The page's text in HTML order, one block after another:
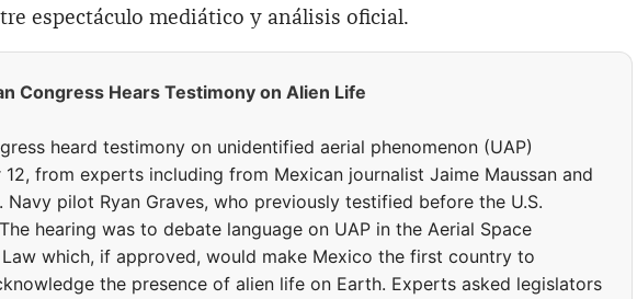
espectáculo mediático y análisis oficial.
Congress Hears Testimony on Alien Life
heard testimony on unidentified aerial phenomenon (UAP)
12, from experts including from Mexican journalist Jaime Maussan and
Navy pilot Ryan Graves, who previously testified before the U.S.
hearing was to debate language on UAP in the Aerial Space
which, if approved, would make Mexico the first country to
the presence of alien life on Earth. Experts asked legislators